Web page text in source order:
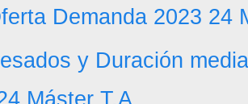
Demanda 2023 24
y Duración
Máster T.A